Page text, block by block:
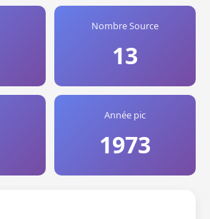
Nombre Source
13
Année pic
1973